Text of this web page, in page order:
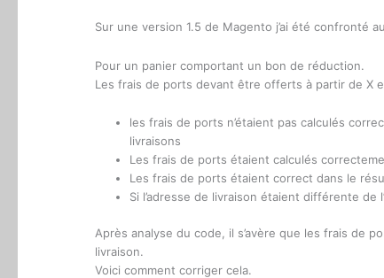
Sur une version 1.5 de Magento j’ai été confronté
Pour un panier comportant un bon de réduction.
Les frais de ports devant être offerts à partir de X
les frais de ports n’étaient pas calculés
livraisons
Les frais de ports étaient calculés
Les frais de ports étaient correct dans le
Si l’adresse de livraison étaient différente
Après analyse du code, il s’avère que les frais de
livraison.
Voici comment corriger cela.